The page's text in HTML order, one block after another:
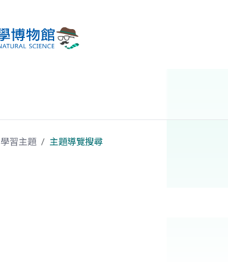
學習主題 主題導覽搜尋